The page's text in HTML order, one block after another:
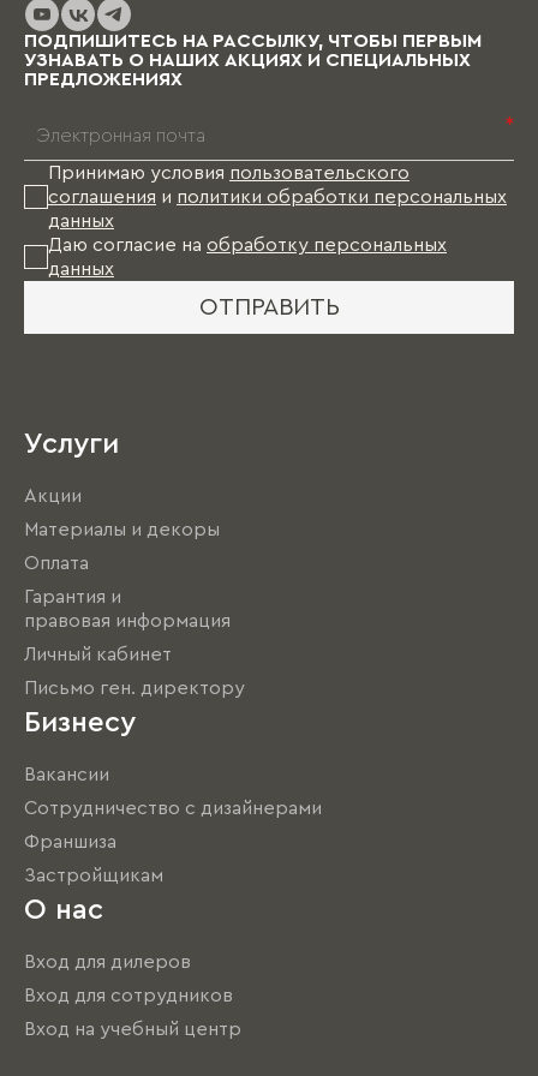
выбранных материалов и коллекции), и какое-
то время Вам в этом случае придется пожить
без мебели.
ПОДПИШИТЕСЬ НА РАССЫЛКУ, ЧТОБЫ ПЕРВЫМ
УЗНАВАТЬ О НАШИХ АКЦИЯХ И СПЕЦИАЛЬНЫХ
ПРЕДЛОЖЕНИЯХ
*
Принимаю условия пользовательского
соглашения и политики обработки персональных
данных
Даю согласие на обработку персональных
данных
ОТПРАВИТЬ
Услуги
Акции
Материалы и декоры
Оплата
Гарантия и
правовая информация
Личный кабинет
Письмо ген. директору
Бизнесу
Вакансии
Сотрудничество с дизайнерами
Франшиза
Застройщикам
О нас
Вход для дилеров
Вход для сотрудников
Вход на учебный центр